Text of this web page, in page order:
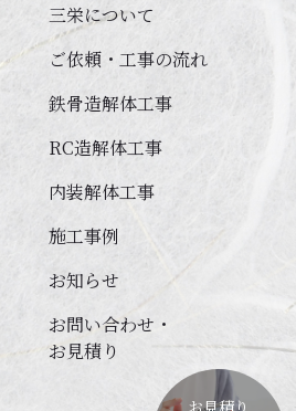
三栄について
ご依頼・工事の流れ
鉄⾻造解体⼯事
RC造解体⼯事
内装解体⼯事
施工事例
お知らせ
お問い合わせ・
お見積り
お見積り